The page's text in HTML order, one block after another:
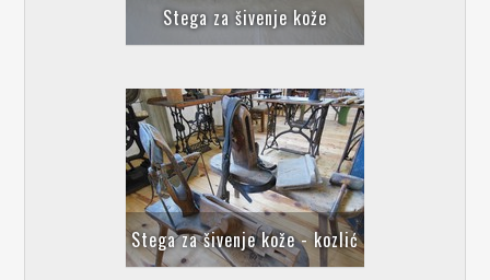
Stega za šivenje kože
Stega za šivenje kože - kozlić